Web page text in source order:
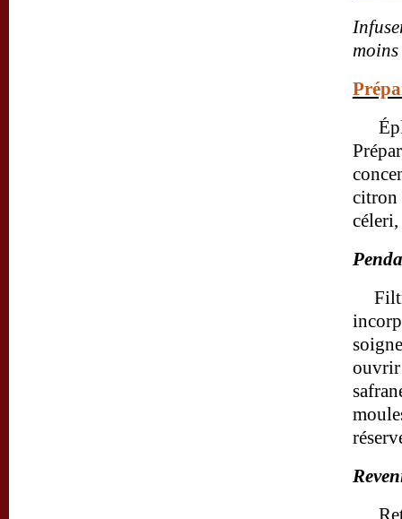
moins
citron